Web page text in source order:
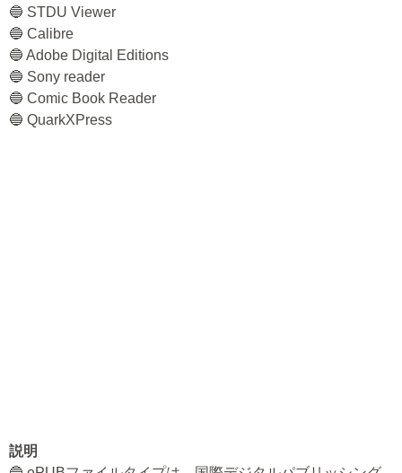
🔵 STDU Viewer
🔵 Calibre
🔵 Adobe Digital Editions
🔵 Sony reader
🔵 Comic Book Reader
🔵 QuarkXPress
説明